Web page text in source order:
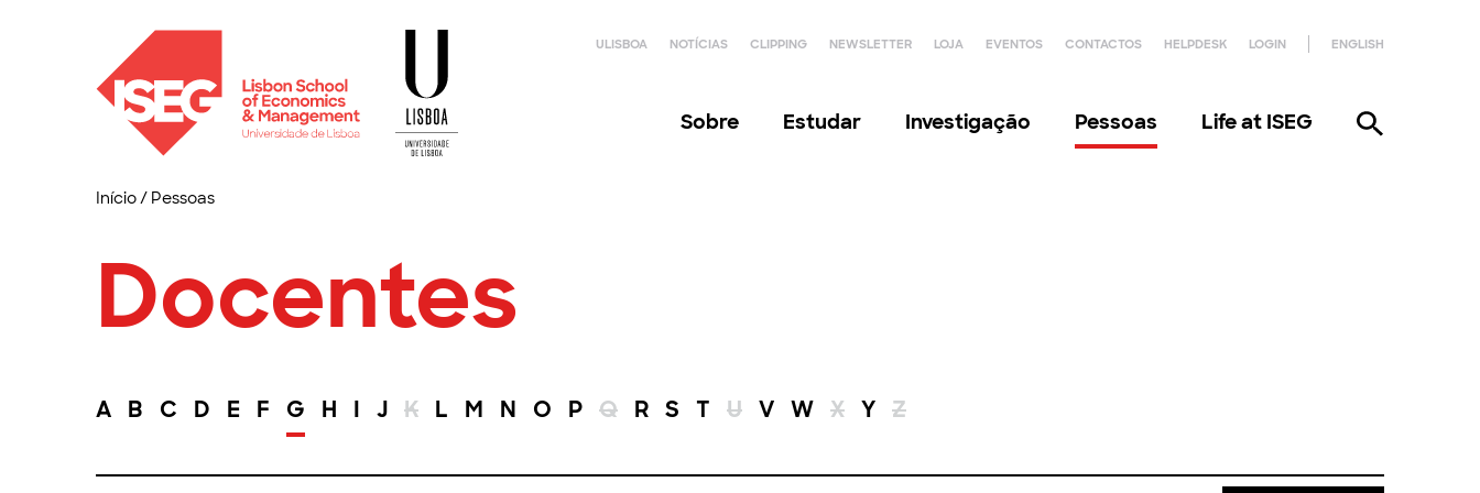
ULISBOA NOTÍCIAS CLIPPING NEWSLETTER LOJA EVENTOS CONTACTOS HELPDESK LOGIN ENGLISH
Sobre Estudar Investigação Pessoas Life at ISEG
Início/ Pessoas
Docentes
A B C D E F G H I J K L M N O P Q R S T U V W X Y Z